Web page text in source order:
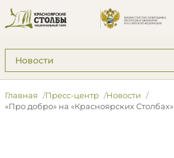
Подразделы: Пресс-центр
Главная Пресс-центр
Новости
«Про добро» на ​«Красноярских Столбах»